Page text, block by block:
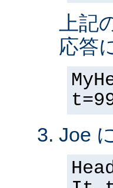
上
応答
Joe